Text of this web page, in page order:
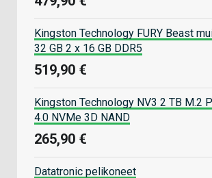
Kingston Technology FURY Beast
32 GB 2 x 16 GB DDR5
519,90 €
Kingston Technology NV3 2 TB M.2
4.0 NVMe 3D NAND
265,90 €
Datatronic pelikoneet